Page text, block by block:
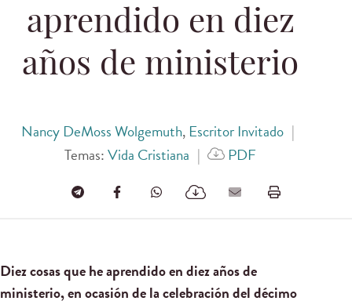
aprendido en diez
años de ministerio
Nancy DeMoss Wolgemuth, Escritor Invitado |
Temas:Vida Cristiana | PDF
Diezcosas que he aprendido en diez años de
ministerio, en ocasión de la celebración del décimo